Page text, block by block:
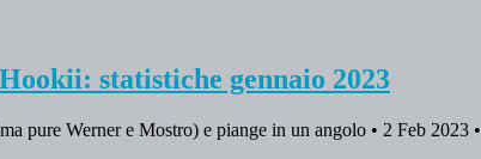
statistiche gennaio 2023
pure Werner e Mostro) e piange in un angolo • 2 Feb 2023 •